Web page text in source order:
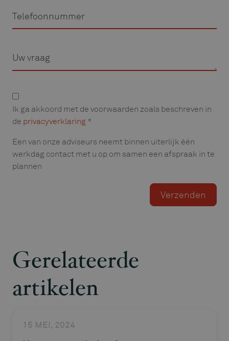
Privacyverklaring
Ik ga akkoord met de voorwaarden zoals beschreven in
de privacyverklaring *
Een van onze adviseurs neemt binnen uiterlijk één
werkdag contact met u op om samen een afspraak in te
plannen
Gerelateerde
artikelen
15 MEI, 2024